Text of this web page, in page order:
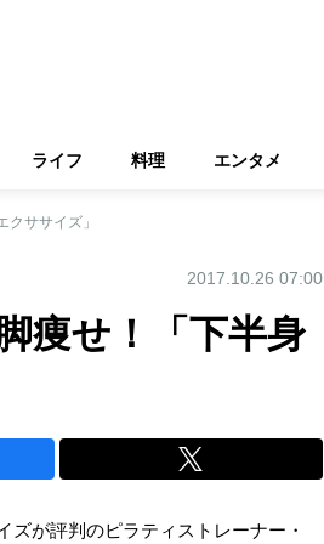
ライフ 料理 エンタメ
クササイズ」
2017.10.26 07:00
痩せ！「下半身
が評判のピラティストレーナー・